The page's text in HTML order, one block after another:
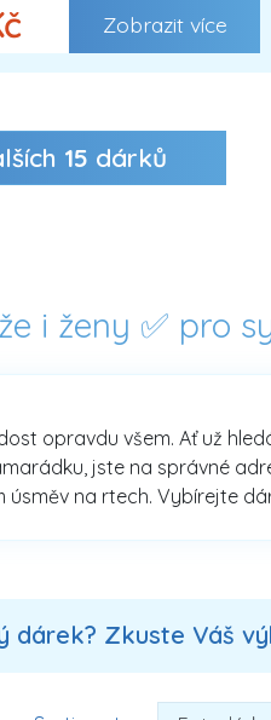
Zobrazit více
15 dárků
i ženy ✅ pro
opravdu všem. Ať už
jste na správné
na rtech. Vybírejte
Zkuste Váš